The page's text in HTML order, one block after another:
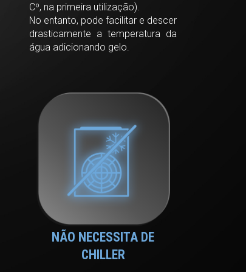
Cº, na primeira utilização).
No entanto, pode facilitar e descer
drasticamente a temperatura da
água adicionando gelo.
NÃO NECESSITA DE
CHILLER